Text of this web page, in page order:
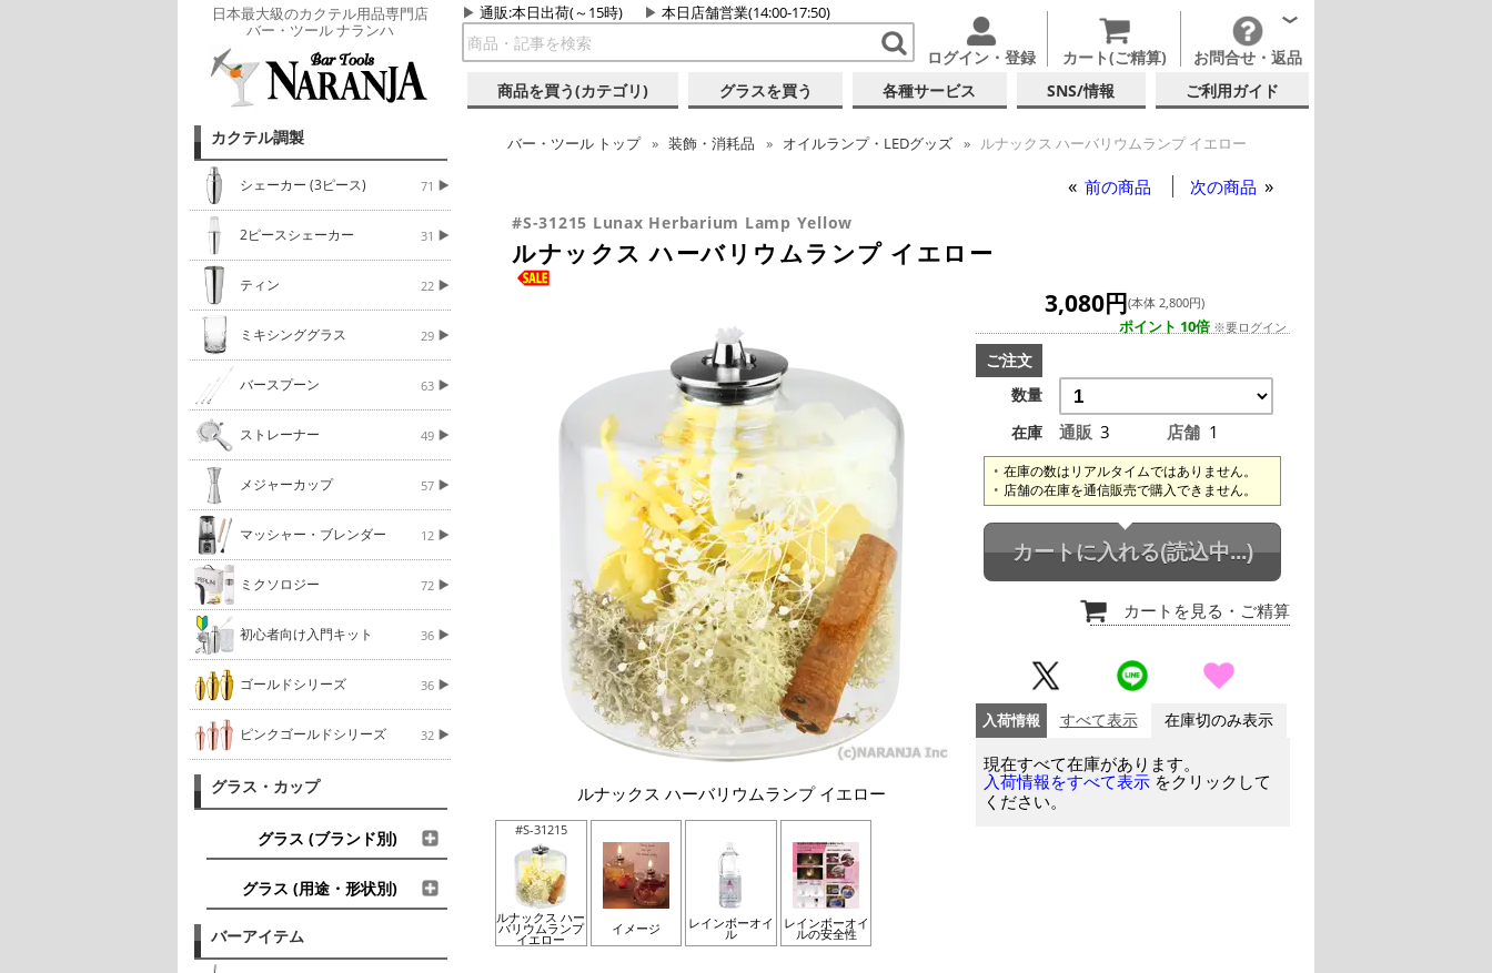
日本最大級のカクテル用品専門店
バー・ツール ナランハ
通販:本日出荷(～15時) 本日店舗営業(14:00-17:50)
ログイン・登録 カート(ご精算) お問合せ・返品
商品を買う(カテゴリ) グラスを買う 各種サービス SNS/情報 ご利用ガイド
カクテル調製
シェーカー (3ピース) 71
2ピースシェーカー 31
ティン 22
ミキシンググラス 29
バースプーン 63
ストレーナー 49
メジャーカップ 57
マッシャー・ブレンダー 12
ミクソロジー 72
初心者向け入門キット 36
ゴールドシリーズ 36
ピンクゴールドシリーズ 32
グラス・カップ
グラス (ブランド別)
グラス (用途・形状別)
バーアイテム
バー・ツール トップ 装飾・消耗品 オイルランプ・LEDグッズ ルナックス ハーバリウムランプ イエロー
前の商品 次の商品
#S-31215 Lunax Herbarium Lamp Yellow
ルナックス ハーバリウムランプ イエロー
ルナックス ハーバリウムランプ イエロー
#S-31215
ルナックス ハー
バリウムランプ
イエロー
イメージ レインボーオイ
ル
レインボーオイ
ルの安全性
3,080円(本体 2,800円)
ポイント 10倍 ※要ログイン
ご注文
数量
在庫
通販 3 店舗 1
在庫の数はリアルタイムではありません。
店舗の在庫を通信販売で購入できません。
カートに入れる(読込中...)
カートを見る ・ご精算
入荷情報 すべて表示 在庫切のみ表示
現在すべて在庫があります。
入荷情報をすべて表示 をクリックして
ください。